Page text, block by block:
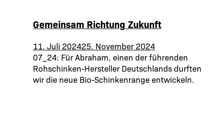
Gemeinsam Richtung Zukunft
11. Juli 202425. November 2024
07_24: Für Abraham, einen der führenden
Rohschinken-Hersteller Deutschlands durften
wir die neue Bio-Schinkenrange entwickeln.